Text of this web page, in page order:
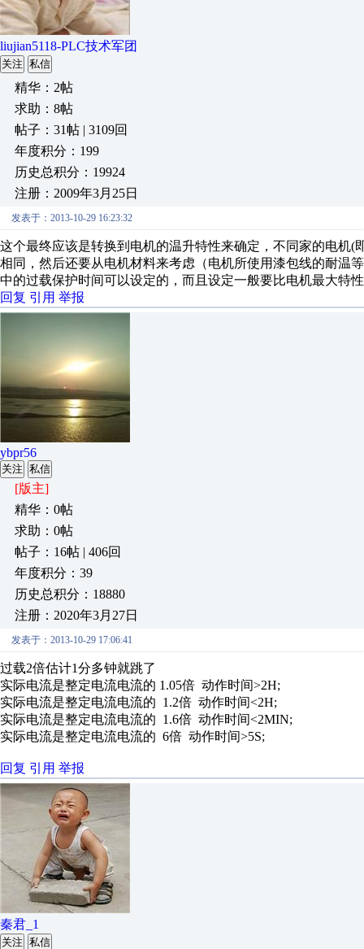
liujian5118-PLC技术军团
关注 私信
精华：2帖
求助：8帖
帖子：31帖 | 3109回
年度积分：199
历史总积分：19924
注册：2009年3月25日
发表于：2013-10-29 16:23:32
这个最终应该是转换到电机的温升特性来确定，不同家的电机
相同，然后还要从电机材料来考虑（电机所使用漆包线的耐温
中的过载保护时间可以设定的，而且设定一般要比电机最大特
回复 引用 举报
ybpr56
关注 私信
[版主]
精华：0帖
求助：0帖
帖子：16帖 | 406回
年度积分：39
历史总积分：18880
注册：2020年3月27日
发表于：2013-10-29 17:06:41
过载2倍估计1分多钟就跳了
实际电流是整定电流电流的 1.05倍 动作时间>2H;
实际电流是整定电流电流的 1.2倍 动作时间<2H;
实际电流是整定电流电流的 1.6倍 动作时间<2MIN;
实际电流是整定电流电流的 6倍 动作时间>5S;
回复 引用 举报
秦君_1
关注 私信